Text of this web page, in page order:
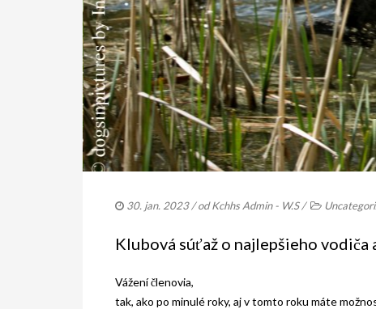
30. jan. 2023/ odKchhs Admin - W.S/
Klubová súťaž o najlepšieho
Vážení členovia,
tak, ako po minulé roky, aj v tomto roku máte